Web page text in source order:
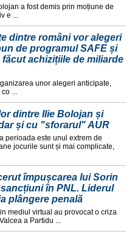
a fost demis prin moțiune de
e ...
dintre români vor alegeri
de programul SAFE și
achizițiile de miliarde
unor alegeri anticipate,
...
dintre Ilie Bolojan și
și cu "sforarul" AUR
perioada este unul extrem de
jocurile sunt și mai complicate,
împușcarea lui Sorin
în PNL. Liderul
plângere penală
mediul virtual au provocat o criza
a Partidu ...